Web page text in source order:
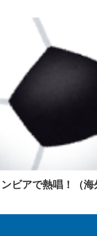
ビアで熱唱！（海